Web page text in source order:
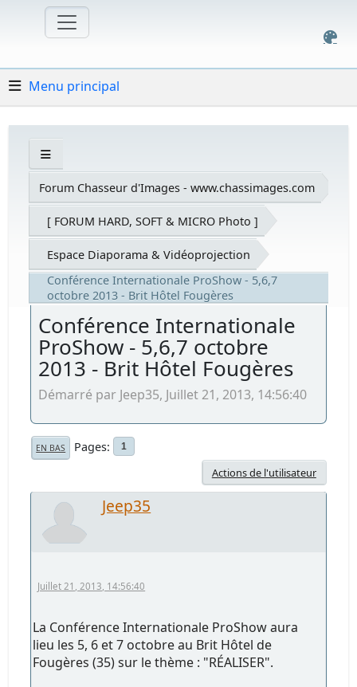
Menu principal
Forum Chasseur d'Images - www.chassimages.com
[ FORUM HARD, SOFT & MICRO Photo ]
Espace Diaporama & Vidéoprojection
Conférence Internationale ProShow - 5,6,7
octobre 2013 - Brit Hôtel Fougères
Conférence Internationale
ProShow - 5,6,7 octobre
2013 - Brit Hôtel Fougères
Démarré par Jeep35, Juillet 21, 2013, 14:56:40
EN BAS Pages 1
Actions de l'utilisateur
Jeep35
Juillet 21, 2013, 14:56:40
La Conférence Internationale ProShow aura
lieu les 5, 6 et 7 octobre au Brit Hôtel de
Fougères (35) sur le thème : "RÉALISER".